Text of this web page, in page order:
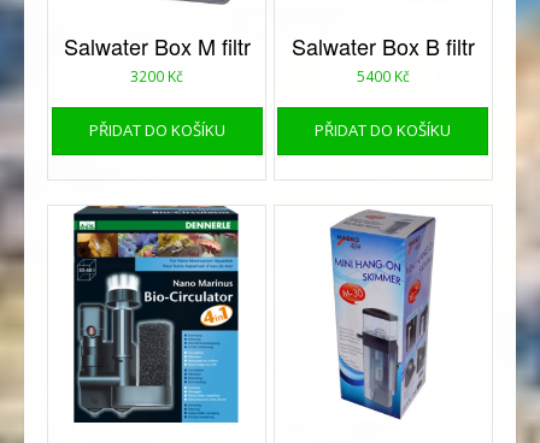
Salwater Box M filtr
3200 Kč
PŘIDAT DO KOŠÍKU
Salwater Box B filtr
5400 Kč
PŘIDAT DO KOŠÍKU